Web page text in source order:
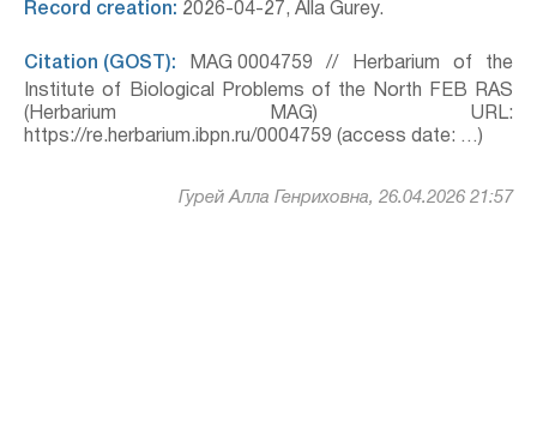
Record creation: 2026-04-27, Alla Gurey.
Citation (GOST): MAG 0004759 // Herbarium of the
Institute of Biological Problems of the North FEB RAS
(Herbarium MAG) URL:
https://re.herbarium.ibpn.ru/0004759 (access date: …)
Гурей Алла Генриховна, 26.04.2026 21:57